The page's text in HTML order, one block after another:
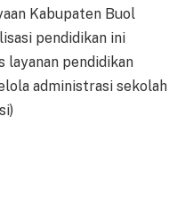
Kabupaten Buol
pendidikan ini
layanan pendidikan
administrasi sekolah